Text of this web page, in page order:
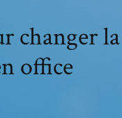
changer la
office